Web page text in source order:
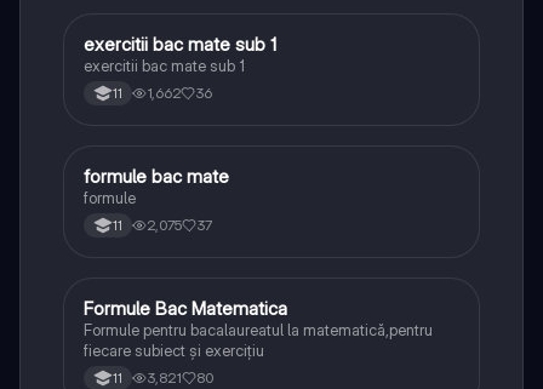
Matematică
exercitii bac mate sub 1
exercitii bac mate sub 1
11 1,662 36
Matematică
formule bac mate
formule
11 2,075 37
Matematică
Formule Bac Matematica
Formule pentru bacalaureatul la matematică,pentru
fiecare subiect și exercițiu
11 3,821 80